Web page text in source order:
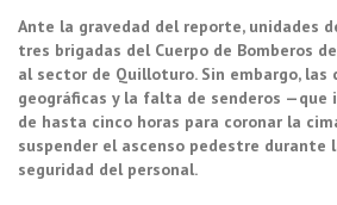
Ante la gravedad del reporte, unidades
tres brigadas del Cuerpo de Bomberos
al sector de Quilloturo. Sin embargo, las
geográficas y la falta de senderos —que
de hasta cinco horas para coronar la
suspender el ascenso pedestre durante
seguridad del personal.